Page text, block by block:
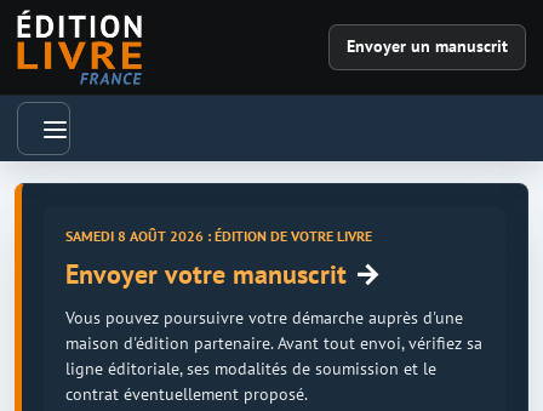
Envoyer un manuscrit
SAMEDI 8 AOÛT 2026 : ÉDITION DE VOTRE LIVRE
Envoyer votre manuscrit →
Vous pouvez poursuivre votre démarche auprès d'une
maison d'édition partenaire. Avant tout envoi, vérifiez sa
ligne éditoriale, ses modalités de soumission et le
contrat éventuellement proposé.